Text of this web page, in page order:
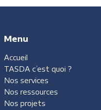
Menu
Accueil
TASDA c’est quoi ?
Nos services
Nos ressources
Nos projets